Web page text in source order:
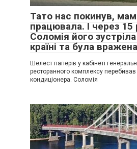
Тато нас покинув,
працювала. І через 15
Соломія його зустріла
країні та була
Шелест паперів у кабінеті
ресторанного комплексу
кондиціонера. Соломія